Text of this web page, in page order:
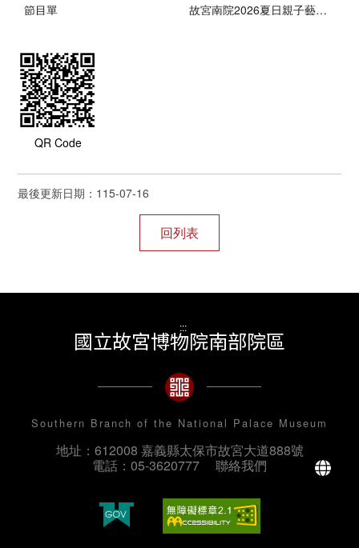
節目單 故宮南院2026夏日親子藝術月-主視覺
QR Code
最後更新日期：115-07-16
:::
國立故宮博物院南部院區
Southern Branch of the National Palace Museum
地址：612008 嘉義縣太保市故宮大道888號
電話：05-3620777
聯絡我們